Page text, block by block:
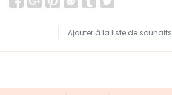
Ajouter à la liste de souhaits